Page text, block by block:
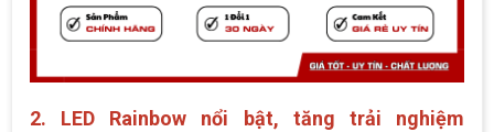
2. LED Rainbow nổi bật, tăng trải nghiệm